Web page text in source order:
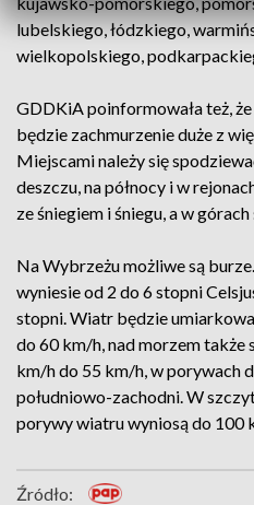
lubelskiego, łódzkiego,
wielkopolskiego,
GDDKiA poinformowała też,
będzie zachmurzenie duże z
Miejscami należy się
deszczu, na północy i w
ze śniegiem i śniegu, a w górach
Na Wybrzeżu możliwe są
wyniesie od 2 do 6 stopni
stopni. Wiatr będzie
do 60 km/h, nad morzem także
km/h do 55 km/h, w porywach
południowo-zachodni. W
porywy wiatru wyniosą do 100
Źródło: